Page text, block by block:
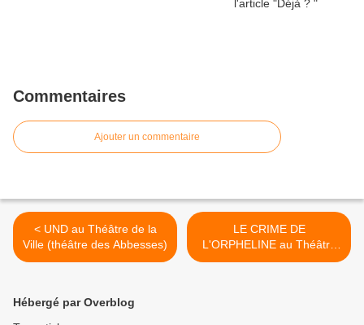
Commentaires
Ajouter un commentaire
< UND au Théâtre de la
Ville (théâtre des Abbesses)
LE CRIME DE
L'ORPHELINE au Théâtre
du Ranelagh >
Hébergé par Overblog